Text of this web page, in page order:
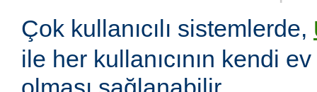
Çok kullanıcılı sistemlerde,
ile her kullanıcının kendi